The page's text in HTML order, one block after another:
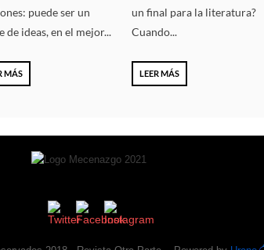
puede ser un
de ideas, en el mejor...
MÁS
un final para la literatura?
Cuando...
LEER MÁS